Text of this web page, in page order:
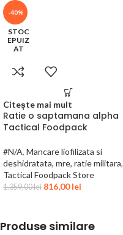
-40%
STOC
EPUIZ
AT
Citește mai mult
Ratie o saptamana alpha
Tactical Foodpack
#N/A, Mancare liofilizata si
deshidratata, mre, ratie militara,
Tactical Foodpack Store
1.359,00lei 816,00lei
Produse similare